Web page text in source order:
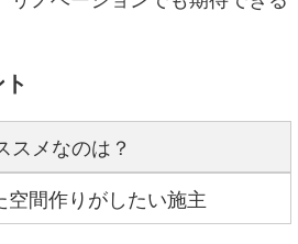
スメなのは？
空間作りがしたい施主